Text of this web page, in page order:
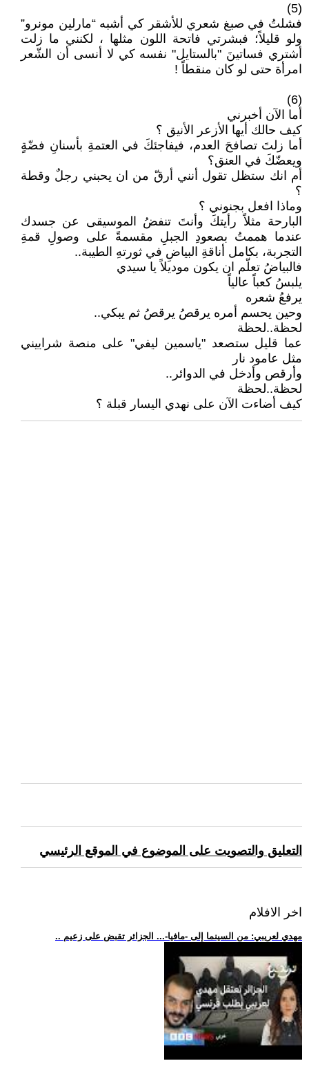
(5)
فشلتُ في صبغ شعري للأشقر كي أشبه “مارلين مونرو”
ولو قليلاً؛ فبشرتي فاتحة اللون مثلها ، لكنني ما زلت
أشتري فساتينَ "بالستايل" نفسه كي لا أنسى أن الشّعر
امرأة حتى لو كان منقطاً !
(6)
أما الآن أخبرني
كيف حالك أيها الأزعر الأنيق ؟
أما زلتَ تصافحَ العدم، فيفاجئكَ في العتمةِ بأسنانِ فضّةٍ
ويعضّكَ في العنق؟
أم انك ستظل تقول أنني أرقّ من ان يحبني رجلٌ وقطة
؟
وماذا افعل بجنوني ؟
البارحة مثلاً رأيتكَ وأنتَ تنفضُ الموسيقى عن جسدك
عندما هممتُ بصعودِ الجبلِ مقسمةً على وصولِ قمةِ
التجربة، بكامل أناقةِ البياضِ في ثورتهِ الطيبة..
فالبياضُ تعلّم ان يكون موديلاً يا سيدي
يلبسُ كعباً عالياً
يرفعُ شعره
وحين يحسم أمره يرقصُ يرقصُ ثم يبكي..
لحظة..لحظة
عما قليل ستصعد "ياسمين ليفي" على منصة شراييني
مثل عامود نار
وأرقص وأدخل في الدوائر..
لحظة..لحظة
كيف أضاءت الآن على نهدي اليسار قبلة ؟
التعليق والتصويت على الموضوع في الموقع الرئيسي
اخر الافلام
.. مهدي لعريبي: من السينما إلى -مافيا-... الجزائر تقبض على زعيم